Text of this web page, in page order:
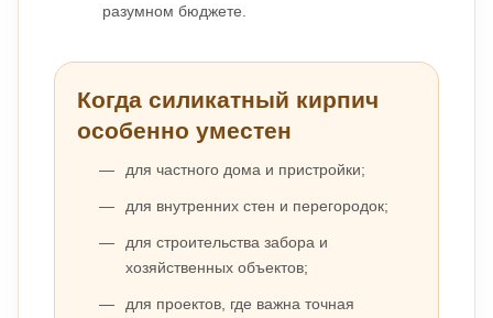
разумном бюджете.
Когда силикатный кирпич
особенно уместен
для частного дома и пристройки;
для внутренних стен и перегородок;
для строительства забора и
хозяйственных объектов;
для проектов, где важна точная